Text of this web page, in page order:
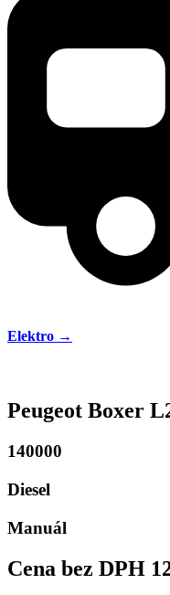
Elektro →
Peugeot Boxer
140000
Diesel
Manuál
Cena bez DPH